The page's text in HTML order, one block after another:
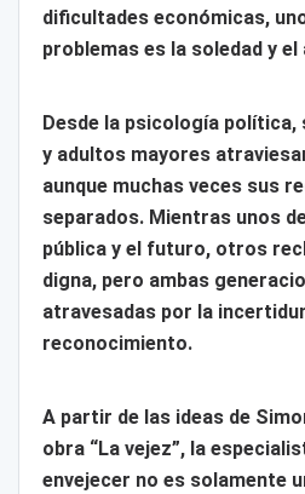
dificultades económicas,
problemas es la soledad y
Desde la psicología
y adultos mayores
aunque muchas veces sus
separados. Mientras unos
pública y el futuro, otros
digna, pero ambas
atravesadas por la
reconocimiento.
A partir de las ideas de
obra “La vejez”, la
envejecer no es solamente